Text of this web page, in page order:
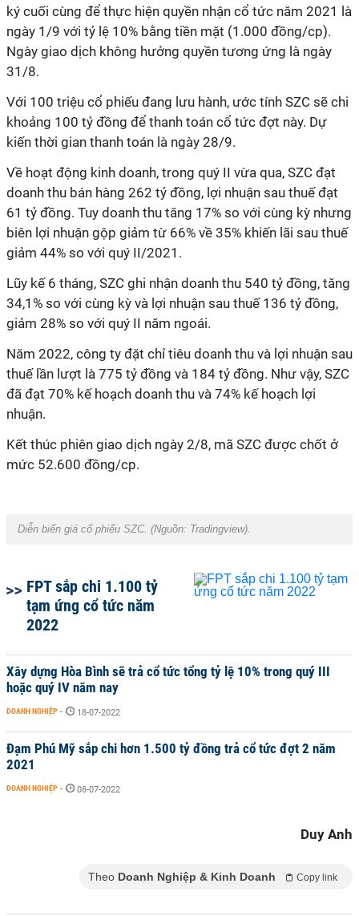
ký cuối cùng để thực hiện quyền nhận cổ tức năm 2021 là
ngày 1/9 với tỷ lệ 10% bằng tiền mặt (1.000 đồng/cp).
Ngày giao dịch không hưởng quyền tương ứng là ngày
31/8.
Với 100 triệu cổ phiếu đang lưu hành, ước tính SZC sẽ chi
khoảng 100 tỷ đồng để thanh toán cổ tức đợt này. Dự
kiến thời gian thanh toán là ngày 28/9.
Về hoạt động kinh doanh, trong quý II vừa qua, SZC đạt
doanh thu bán hàng 262 tỷ đồng, lợi nhuận sau thuế đạt
61 tỷ đồng. Tuy doanh thu tăng 17% so với cùng kỳ nhưng
biên lợi nhuận gộp giảm từ 66% về 35% khiến l ãi sau thuế
giảm 44% so với quý II/2021.
Lũy kế 6 tháng, SZC ghi nhận doanh thu 540 tỷ đồng, tăng
34,1% so với cùng kỳ và lợi nhuận sau thuế 136 tỷ đồng,
giảm 28% so với quý II năm ngoái.
Năm 2022, công ty đặt chỉ tiêu doanh thu và lợi nhuận sau
thuế lần lượt là 775 tỷ đồng và 184 tỷ đồng. Như vậy, SZC
đã đạt 70% kế hoạch doanh thu và 74% kế hoạch lợi
nhuận.
Kết thúc phiên giao dịch ngày 2/8, mã SZC được chốt ở
mức 52.600 đồng/cp.
Diễn biến giá cổ phiếu SZC. (Nguồn: Tradingview).
FPT sắp chi 1.100 tỷ
tạm ứng cổ tức năm
2022
Xây dựng Hòa Bình sẽ trả cổ tức tổng tỷ lệ 10% trong quý III
hoặc quý IV năm nay
DOANH NGHIỆP - 18-07-2022
Đạm Phú Mỹ sắp chi hơn 1.500 tỷ đồng trả cổ tức đợt 2 năm
2021
DOANH NGHIỆP - 08-07-2022
Duy Anh
Theo Doanh Nghiệp & Kinh Doanh Copy link